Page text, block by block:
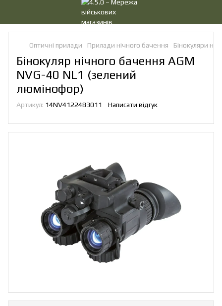
Оптичні прилади Прилади нічного бачення Бінокуляри
Бінокуляр нічного бачення AGM
NVG-40 NL1 (зелений
люмінофор)
Артикул: 14NV4122483011 Написати відгук